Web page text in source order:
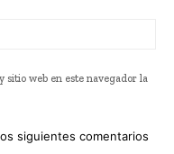
web en este navegador la
siguientes comentarios